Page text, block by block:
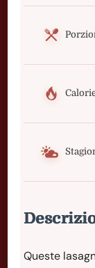
Queste